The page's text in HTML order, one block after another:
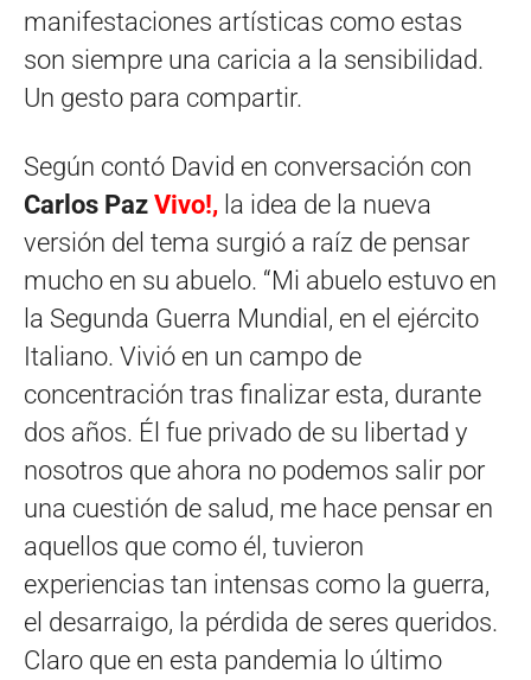
manifestaciones artísticas como estas
son siempre una caricia a la sensibilidad.
Un gesto para compartir.
Según contó David en conversación con
Carlos Paz Vivo!, la idea de la nueva
versión del tema surgió a raíz de pensar
mucho en su abuelo. “Mi abuelo estuvo en
la Segunda Guerra Mundial, en el ejército
Italiano. Vivió en un campo de
concentración tras finalizar esta, durante
dos años. Él fue privado de su libertad y
nosotros que ahora no podemos salir por
una cuestión de salud, me hace pensar en
aquellos que como él, tuvieron
experiencias tan intensas como la guerra,
el desarraigo, la pérdida de seres queridos.
Claro que en esta pandemia lo último